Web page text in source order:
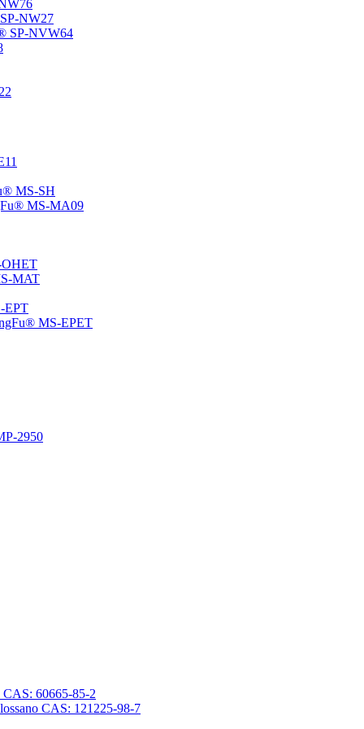
NW27
SP-NVW64
MS-SH
MS-MA09
OHET
MAT
EPT
MS-EPET
2950
CAS: 60665-85-2
CAS: 121225-98-7